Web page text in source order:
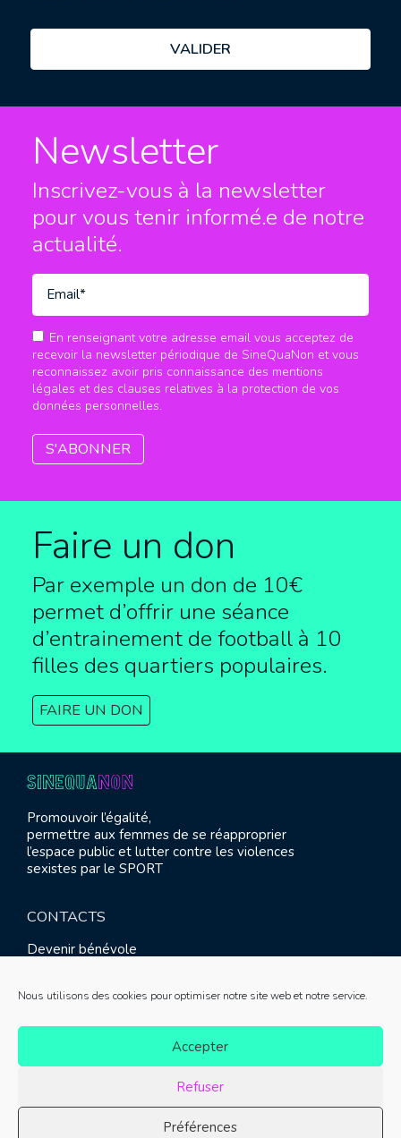
Nous utilisons des cookies pour optimiser notre site web et notre service.
Accepter
Refuser
Préférences
Newsletter
Inscrivez-vous à la newsletter
pour vous tenir informé.e de notre
actualité.
En renseignant votre adresse email vous acceptez de
recevoir la newsletter périodique de SineQuaNon et vous
reconnaissez avoir pris connaissance des mentions
légales et des clauses relatives à la protection de vos
données personnelles.
Faire un don
Par exemple un don de 10€
permet d’offrir une séance
d’entrainement de football à 10
filles des quartiers populaires.
FAIRE UN DON
Promouvoir l’égalité,
permettre aux femmes de se réapproprier
l’espace public et lutter contre les violences
sexistes par le SPORT
CONTACTS
Devenir bénévole
Contact